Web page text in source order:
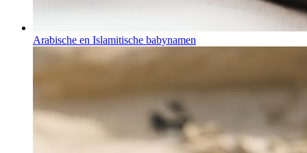
Arabische en Islamitische babynamen